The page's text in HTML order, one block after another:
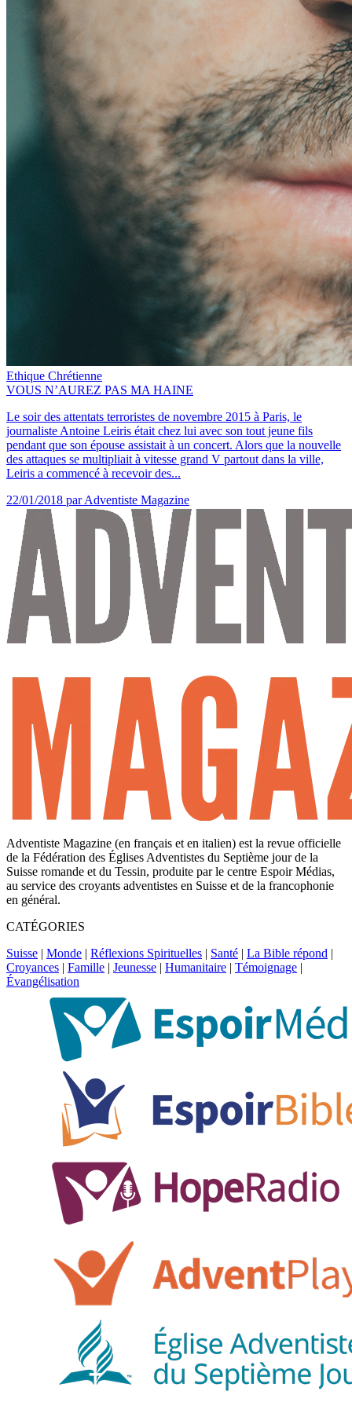
Ethique Chrétienne
VOUS N’AUREZ PAS MA HAINE
Le soir des attentats terroristes de novembre 2015 à Paris, le
journaliste Antoine Leiris était chez lui avec son tout jeune fils
pendant que son épouse assistait à un concert. Alors que la nouvelle
des attaques se multipliait à vitesse grand V partout dans la ville,
Leiris a commencé à recevoir des...
22/01/2018 par Adventiste Magazine
Adventiste Magazine (en français et en italien) est la revue officielle
de la Fédération des Églises Adventistes du Septième jour de la
Suisse romande et du Tessin, produite par le centre Espoir Médias,
au service des croyants adventistes en Suisse et de la francophonie
en général.
CATÉGORIES
Suisse | Monde | Réflexions Spirituelles | Santé | La Bible répond |
Croyances | Famille | Jeunesse | Humanitaire | Témoignage |
Évangélisation